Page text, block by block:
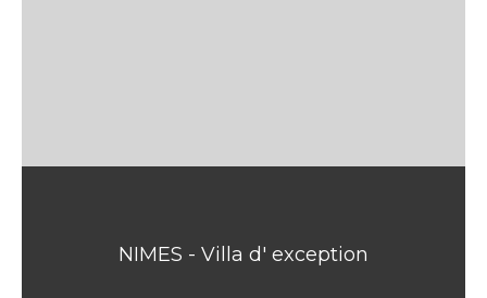
NIMES - Villa d' exception